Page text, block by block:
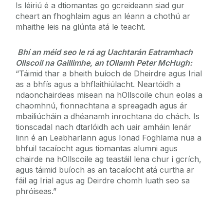
Is léiriú é a dtiomantas go gcreideann siad gur
cheart an fhoghlaim agus an léann a chothú ar
mhaithe leis na glúnta atá le teacht.
Bhí an méid seo le rá ag Uachtarán Eatramhach
Ollscoil na Gaillimhe, an tOllamh Peter McHugh:
“Táimid thar a bheith buíoch de Dheirdre agus Irial
as a bhfís agus a bhflaithiúlacht. Neartóidh a
ndaonchairdeas misean na hOllscoile chun eolas a
chaomhnú, fionnachtana a spreagadh agus ár
mbailiúcháin a dhéanamh inrochtana do chách. Is
tionscadal nach dtarlóidh ach uair amháin lenár
linn é an Leabharlann agus Ionad Foghlama nua a
bhfuil tacaíocht agus tiomantas alumni agus
chairde na hOllscoile ag teastáil lena chur i gcrích,
agus táimid buíoch as an tacaíocht atá curtha ar
fáil ag Irial agus ag Deirdre chomh luath seo sa
phróiseas.”